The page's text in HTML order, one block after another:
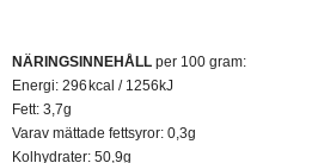
NÄRINGSINNEHÅLL per 100 gram:
Energi: 296 kcal / 1256kJ
Fett: 3,7g
Varav mättade fettsyror: 0,3g
Kolhydrater: 50,9g